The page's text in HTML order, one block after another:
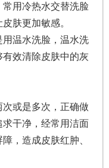
用冷热水交替洗脸
肤更加敏感。
温水洗脸，温水洗
效清除皮肤中的灰
或是多次，正确做
干净，经常用洁面
，造成皮肤红肿、